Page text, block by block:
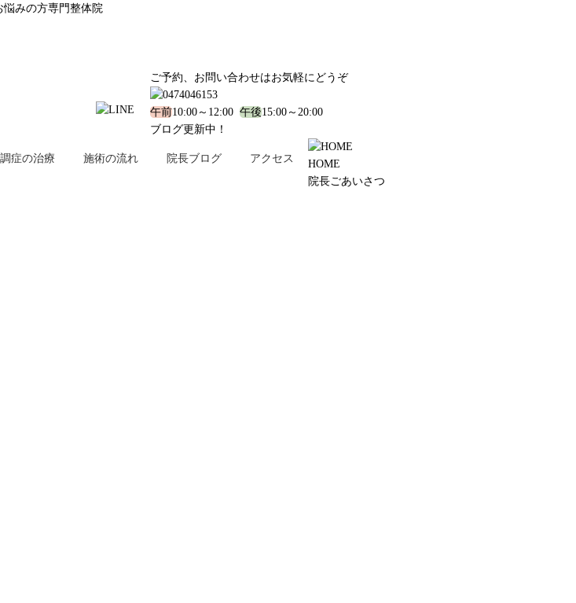
みの方専門整体院
ご予約、お問い合わせはお気軽にどうぞ
午前10:00～12:00 午後15:00～20:00
ブログ更新中！
症の治療 施術の流れ 院長ブログ アクセス
HOME
院長ごあいさつ